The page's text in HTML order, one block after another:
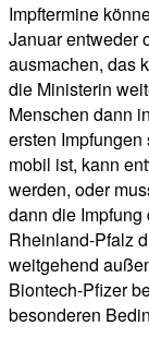
Impftermine
Januar entweder
ausmachen, das
die Ministerin
Menschen dann
ersten
mobil ist, kann
werden, oder
dann die
Rheinland-Pfalz
weitgehend
Biontech-Pfizer
besonderen